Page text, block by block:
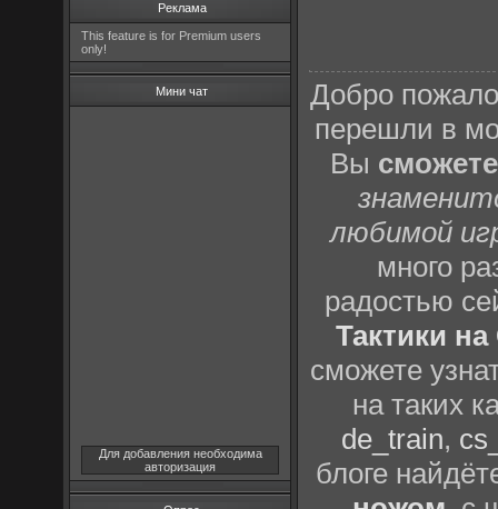
Реклама
This feature is for Premium users
only!
Мини чат
Для добавления необходима
авторизация
Добро
перешли в
Вы
любимой
много
радостью
Тактики
сможете
на таких
de_train,
блоге